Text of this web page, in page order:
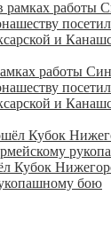
работы
посетил
и
Кубок
бою